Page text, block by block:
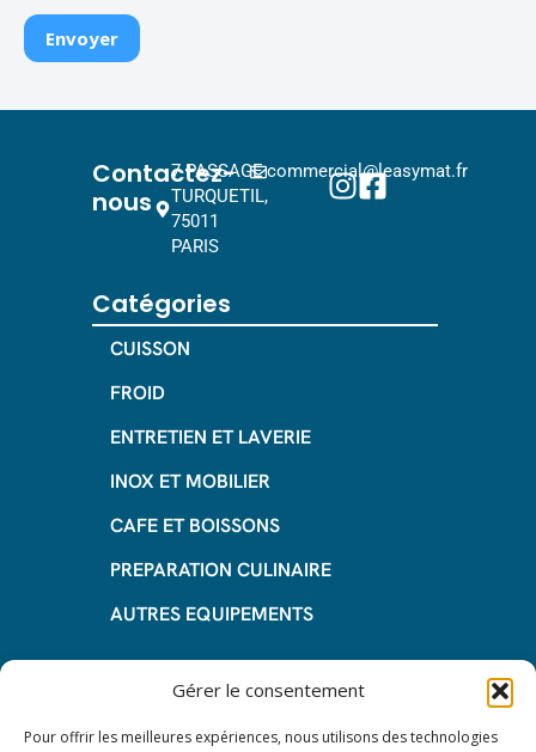
Gérer le consentement
Pour offrir les meilleures expériences, nous utilisons des technologies
Contactez-
nous
7 PASSAGE
TURQUETIL,
75011
PARIS
commercial@leasymat.fr
Catégories
CUISSON
FROID
ENTRETIEN ET LAVERIE
INOX ET MOBILIER
CAFE ET BOISSONS
PREPARATION CULINAIRE
AUTRES EQUIPEMENTS
Informations
Questions fréquentes